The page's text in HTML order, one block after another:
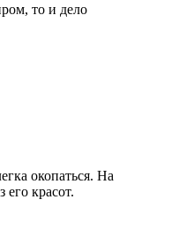
то и дело
окопаться. На
красот.